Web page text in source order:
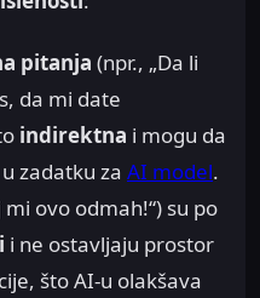
pitanja (npr., „Da li
da mi date
indirektna i mogu da
zadatku za AI model.
mi ovo odmah!“) su po
i ne ostavljaju prostor
što AI-u olakšava